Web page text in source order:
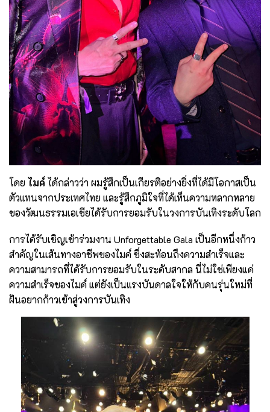
โดย ไมค์ ได้กล่าวว่า ผมรู้สึกเป็นเกียรติอย่างยิ่งที่ได้มีโอกาสเป็น
ตัวแทนจากประเทศไทย และรู้สึกภูมิใจที่ได้เห็นความหลากหลาย
ของวัฒนธรรมเอเชียได้รับการยอมรับในวงการบันเทิงระดับโลก
การได้รับเชิญเข้าร่วมงาน Unforgettable Gala เป็นอีกหนึ่งก้าว
สำคัญในเส้นทางอาชีพของไมค์ ซึ่งสะท้อนถึงความสำเร็จและ
ความสามารถที่ได้รับการยอมรับในระดับสากล นี่ไม่ใช่เพียงแค่
ความสำเร็จของไมค์ แต่ยังเป็นแรงบันดาลใจให้กับคนรุ่นใหม่ที่
ฝันอยากก้าวเข้าสู่วงการบันเทิง